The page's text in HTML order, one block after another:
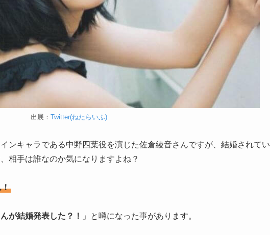
出展： Twitter(ねたらいふ)
ンキャラである中野四葉役を演じた佐倉綾音さんですが、結婚されてい
相手は誰なのか気になりますよね？
！
が結婚発表した？！ 」と噂になった事があります。